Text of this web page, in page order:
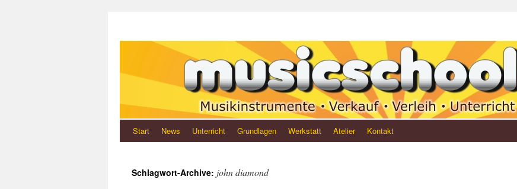
Start News Unterricht Grundlagen Werkstatt Atelier Kontakt
Schlagwort-Archive: john diamond